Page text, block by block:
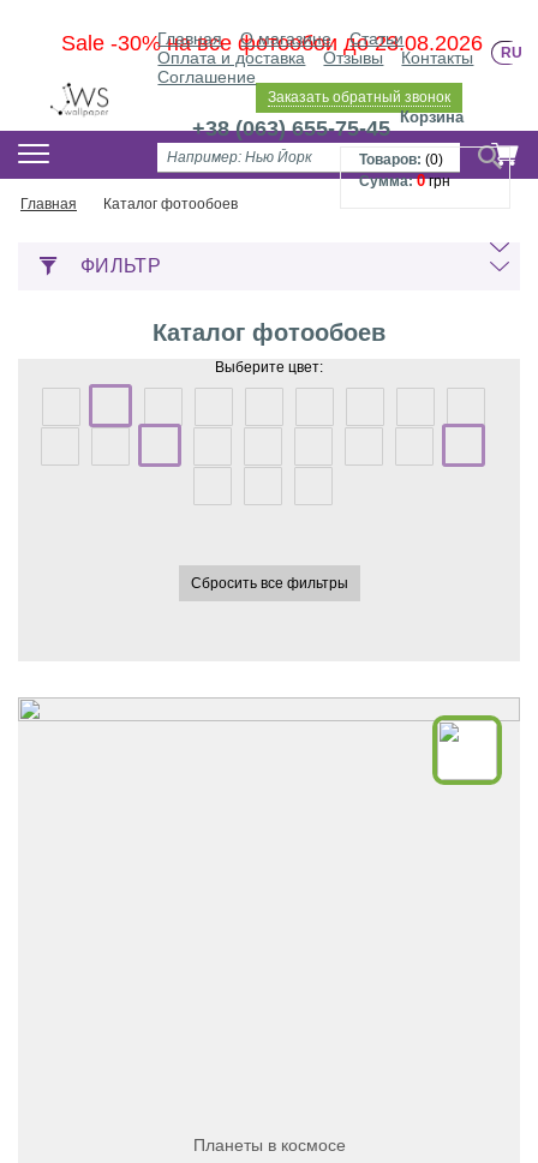
Sale -30% на все фотообои до 23.08.2026
Главная О магазине
Статьи
Оплата и доставка
Отзывы
Контакты
Соглашение
RU
Заказать обратный звонок
+38 (063) 655-75-45 Корзина
Товаров: (0)
Сумма: 0грн
Главная
Каталог фотообоев
ФИЛЬТР
Каталог фотообоев
Выберите цвет:
Сбросить все фильтры
Планеты в космосе